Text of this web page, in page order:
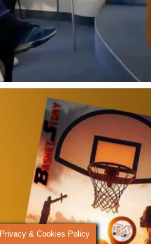
Privacy & Cookies Policy